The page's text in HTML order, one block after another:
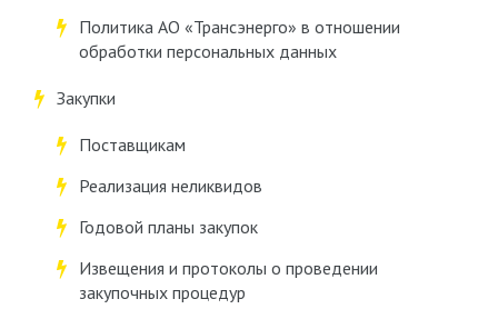
Политика АО «Трансэнерго» в отношении
обработки персональных данных
Закупки
Поставщикам
Реализация неликвидов
Годовой планы закупок
Извещения и протоколы о проведении
закупочных процедур